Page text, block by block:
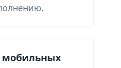
мобильных